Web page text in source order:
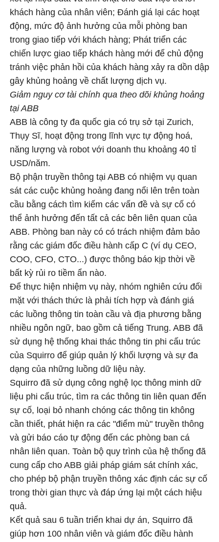
khách hàng của nhân viên; Đánh giá lại các hoạt
động, mức độ ảnh hưởng của mỗi phòng ban
trong giao tiếp với khách hàng; Phát triển các
chiến lược giao tiếp khách hàng mới để chủ động
tránh việc phản hồi của khách hàng xảy ra dồn dập
gây khủng hoảng về chất lượng dịch vụ.
Giảm nguy cơ tài chính qua theo dõi khủng hoảng
tại ABB
ABB là công ty đa quốc gia có trụ sở tại Zurich,
Thụy Sĩ, hoạt động trong lĩnh vực tự động hoá,
năng lượng và robot với doanh thu khoảng 40 tỉ
USD/năm.
Bộ phận truyền thông tại ABB có nhiệm vụ quan
sát các cuộc khủng hoảng đang nổi lên trên toàn
cầu bằng cách tìm kiếm các vấn đề và sự cố có
thể ảnh hưởng đến tất cả các bên liên quan của
ABB. Phòng ban này có có trách nhiệm đảm bảo
rằng các giám đốc điều hành cấp C (ví dụ CEO,
COO, CFO, CTO...) được thông báo kịp thời về
bất kỳ rủi ro tiềm ẩn nào.
Để thực hiện nhiệm vụ này, nhóm nghiên cứu đối
mặt với thách thức là phải tích hợp và đánh giá
các luồng thông tin toàn cầu và địa phương bằng
nhiều ngôn ngữ, bao gồm cả tiếng Trung. ABB đã
sử dụng hệ thống khai thác thông tin phi cấu trúc
của Squirro để giúp quản lý khối lượng và sự đa
dạng của những luồng dữ liệu này.
Squirro đã sử dụng công nghệ lọc thông minh dữ
liệu phi cấu trúc, tìm ra các thông tin liên quan đến
sự cố, loại bỏ nhanh chóng các thông tin không
cần thiết, phát hiện ra các "điểm mù" truyền thông
và gửi báo cáo tự động đến các phòng ban cá
nhân liên quan. Toàn bộ quy trình của hệ thống đã
cung cấp cho ABB giải pháp giám sát chính xác,
cho phép bộ phận truyền thông xác định các sự cố
trong thời gian thực và đáp ứng lại một cách hiệu
quả.
Kết quả sau 6 tuần triển khai dự án, Squirro đã
giúp hơn 100 nhân viên và giám đốc điều hành